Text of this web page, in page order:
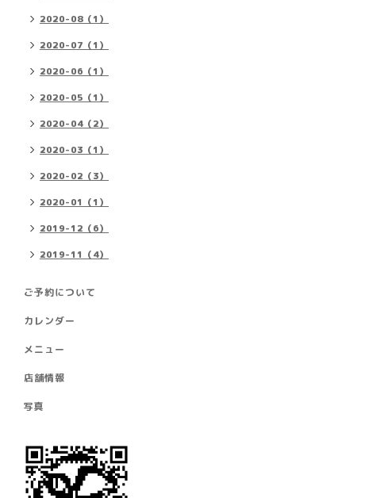
2020-08（1）
2020-07（1）
2020-06（1）
2020-05（1）
2020-04（2）
2020-03（1）
2020-02（3）
2020-01（1）
2019-12（6）
2019-11（4）
ご予約について
カレンダー
メニュー
店舗情報
写真